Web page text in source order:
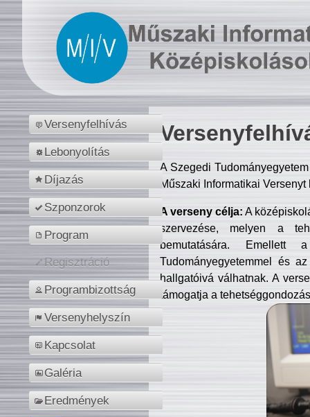
Versenyfelhívás
Lebonyolítás
Díjazás
Szponzorok
Program
Regisztráció
Programbizottság
Versenyhelyszín
Kapcsolat
Galéria
Eredmények
A Szegedi
Műszaki Informatikai
A verseny célja: A
szervezése, melyen a
bemutatására. Emellett
Tudományegyetemmel és
hallgatóivá válhatnak. A
támogatja a